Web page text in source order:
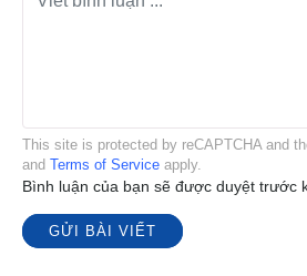
This site is protected by reCAPTCHA and
and Terms of Service apply.
Bình luận của bạn sẽ được duyệt trước
GỬI BÀI VIẾT